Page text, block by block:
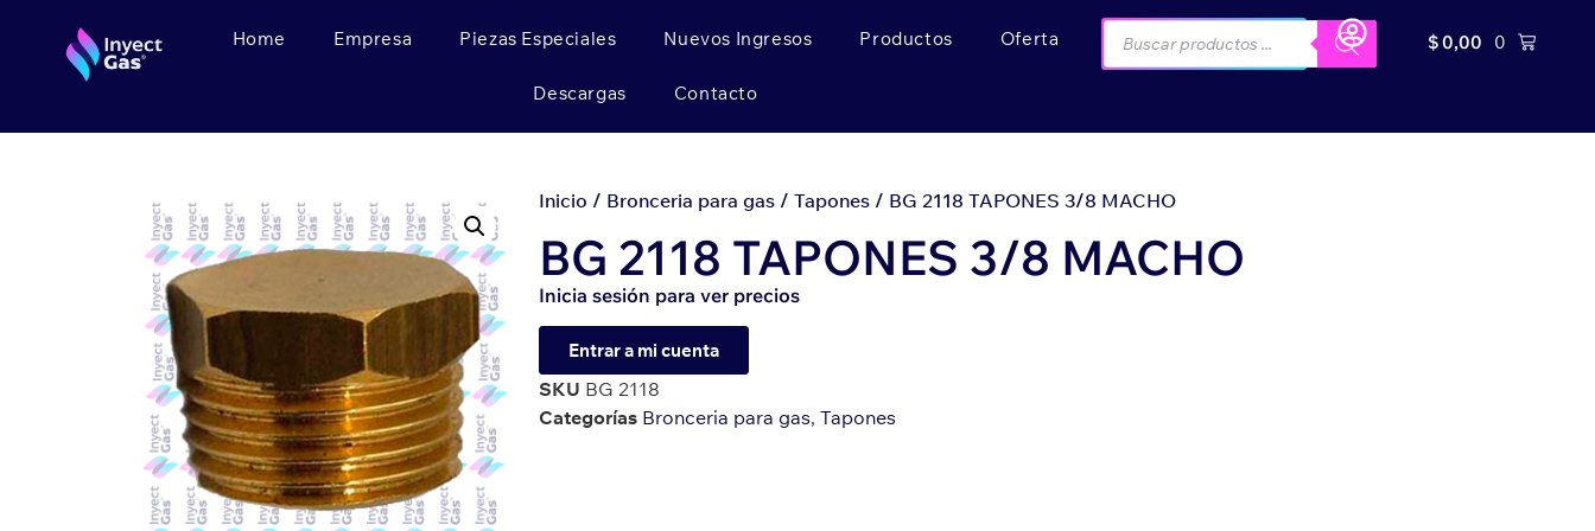
Home Empresa Piezas Especiales Nuevos Ingresos Productos Oferta
Descargas Contacto
$0,00 0
Inicio / Bronceria para gas / Tapones / BG 2118 TAPONES 3/8 MACHO
BG 2118 TAPONES 3/8 MACHO
Inicia sesión para ver precios
Entrar a mi cuenta
SKU BG 2118
Categorías Bronceria para gas, Tapones